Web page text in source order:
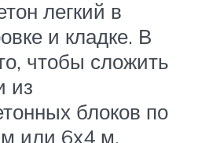
легкий в
и кладке. В
чтобы сложить
из
блоков по
или 6х4 м,